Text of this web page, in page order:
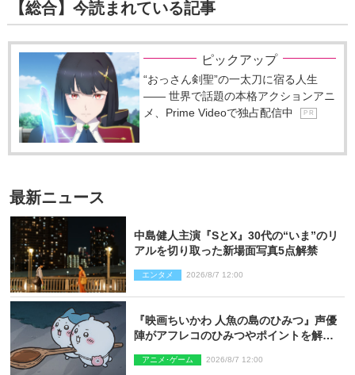
【総合】今読まれている記事
ピックアップ
“おっさん剣聖”の一太刀に宿る人生
―― 世界で話題の本格アクションアニ
メ、Prime Videoで独占配信中
P R
最新ニュース
中島健人主演『SとX』30代の“いま”のリ
アルを切り取った新場面写真5点解禁
エンタメ 2026/8/7 12:00
『映画ちいかわ 人魚の島のひみつ』声優
陣がアフレコのひみつやポイントを解
アニメ･ゲーム 2026/8/7 12:00